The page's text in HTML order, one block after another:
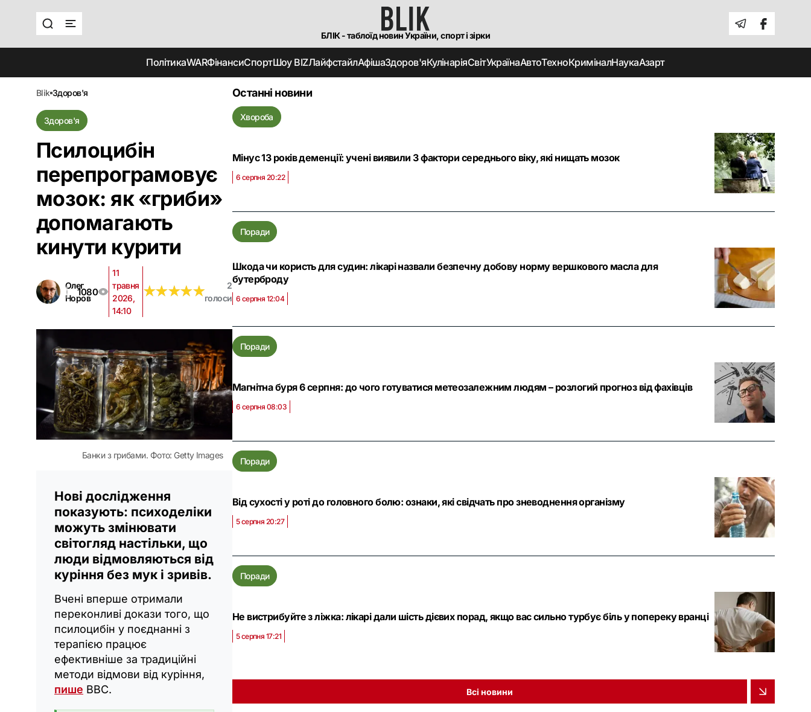
БЛІК - таблоїд новин України, спорт і зірки
ПолітикаWARФінансиСпортШоу BIZЛайфстайлАфішаЗдоров'яКулінаріяСвітУкраїнаАвтоТехноКриміналНаукаАзарт
blik здоров'я
Здоров'я
Псилоцибін
перепрограмовує
мозок: як «гриби»
допомагають
кинути курити
Олег
Норов
1080
11
травня
2026,
14:10
★★★★★
★★★★★
2
голоси
Банки з грибами. Фото: Getty Images
Нові дослідження
показують: психоделіки
можуть змінювати
світогляд настільки, що
люди відмовляються від
куріння без мук і зривів.
Вчені вперше отримали
переконливі докази того, що
псилоцибін у поєднанні з
терапією працює
ефективніше за традиційні
методи відмови від куріння,
пише BBC.
Останні новини
Хвороба
Мінус 13 років деменції: учені виявили 3 фактори середнього віку, які нищать мозок
6 серпня 20:22
Поради
Шкода чи користь для судин: лікарі назвали безпечну добову норму вершкового масла для
бутерброду
6 серпня 12:04
Поради
Магнітна буря 6 серпня: до чого готуватися метеозалежним людям – розлогий прогноз від фахівців
6 серпня 08:03
Поради
Від сухості у роті до головного болю: ознаки, які свідчать про зневоднення організму
5 серпня 20:27
Поради
Не вистрибуйте з ліжка: лікарі дали шість дієвих порад, якщо вас сильно турбує біль у попереку вранці
5 серпня 17:21
Всі новини